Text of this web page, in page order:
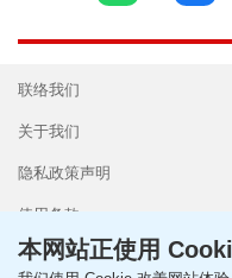
联络我们
关于我们
隐私政策声明
使用条款
本网站正使用